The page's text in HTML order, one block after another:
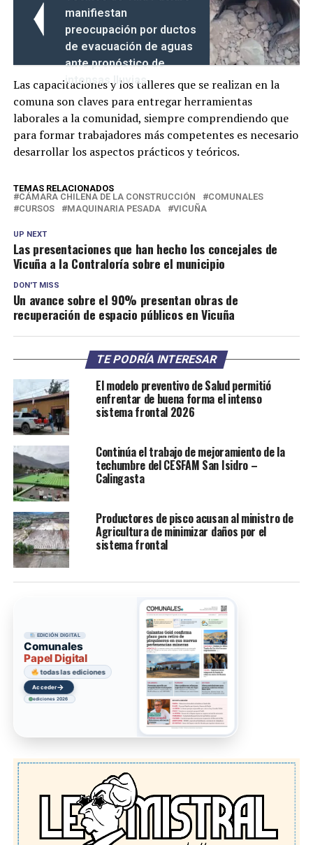
manifiestan
preocupación por ductos
de evacuación de aguas
ante pronóstico de
intensas lluvias
Las capacitaciones y los talleres que se realizan en la
comuna son claves para entregar herramientas
laborales a la comunidad, siempre comprendiendo que
para formar trabajadores más competentes es necesario
desarrollar los aspectos prácticos y teóricos.
TEMAS RELACIONADOS
CÁMARA CHILENA DE LA CONSTRUCCIÓN
COMUNALES
CURSOS
MAQUINARIA PESADA VICUÑA
UP NEXT
Las presentaciones que han hecho los concejales de
Vicuña a la Contraloría sobre el municipio
DON'T MISS
Un avance sobre el 90% presentan obras de
recuperación de espacio públicos en Vicuña
TE PODRÍA INTERESAR
El modelo preventivo de Salud permitió
enfrentar de buena forma el intenso
sistema frontal 2026
Continúa el trabajo de mejoramiento de la
techumbre del CESFAM San Isidro –
Calingasta
Productores de pisco acusan al ministro de
Agricultura de minimizar daños por el
sistema frontal
EDICIÓN DIGITAL
Comunales
Papel Digital
todas las ediciones
Acceder→
ediciones 2026